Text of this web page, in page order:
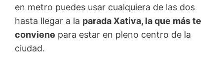
en metro puedes usar cualquiera de las dos
hasta llegar a la parada Xativa, la que más te
conviene para estar en pleno centro de la
ciudad.